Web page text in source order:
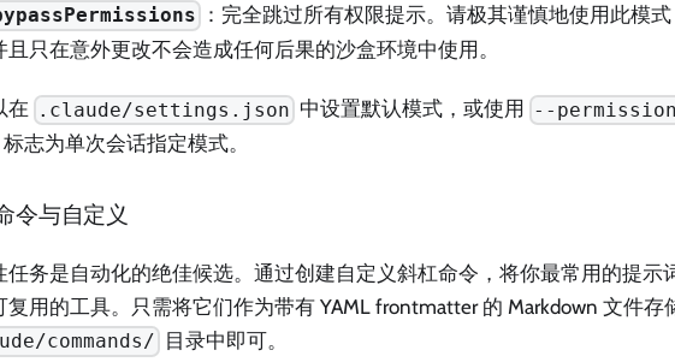
：完全跳过所有权限提示。请极其谨慎地使用此模式
且只在意外更改不会造成任何后果的沙盒环境中使用。
在 .claude/settings.json 中设置默认模式，或使用 --
标志为单次会话指定模式。
令与自定义
任务是自动化的绝佳候选。通过创建自定义斜杠命令，将你最常用的提示
复用的工具。只需将它们作为带有 YAML frontmatter 的 Markdown 文件存
commands/ 目录中即可。